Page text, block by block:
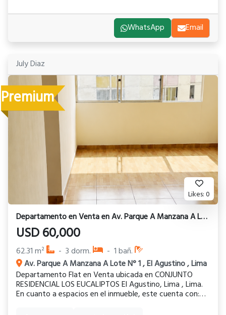
30,000.00 y se encuentra ubicado en zonas comerciales.
El número de contacto para mayor información o citas
WhatsApp Email
July Diaz
Likes:0
Premium
DepartamentoenVentaenAv. Parque A Manzana A Lote N° 1
USD60,000
62.31m² - 3dorm. - 1bañ.
Av. Parque A Manzana A Lote N° 1,El Agustino,Lima
Departamento Flat en Venta ubicada en CONJUNTO
RESIDENCIAL LOS EUCALIPTOS El Agustino, Lima , Lima.
En cuanto a espacios en el inmueble, este cuenta con: